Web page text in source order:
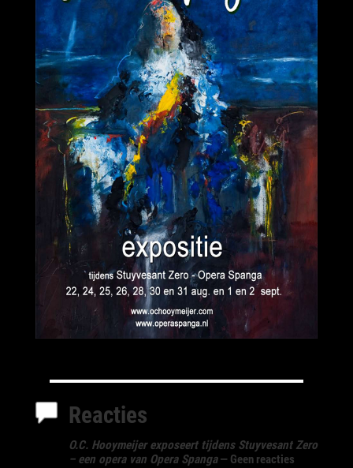
Reacties
O.C. Hooymeijer exposeert tijdens Stuyvesant Zero
– een opera van Opera Spanga— Geen reacties